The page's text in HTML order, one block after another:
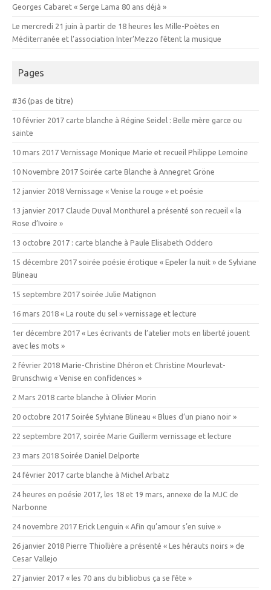
Georges Cabaret « Serge Lama 80 ans déjà »
Le mercredi 21 juin à partir de 18 heures les Mille-Poètes en
Méditerranée et l’association Inter’Mezzo fêtent la musique
Pages
#36 (pas de titre)
10 février 2017 carte blanche à Régine Seidel : Belle mère garce ou
sainte
10 mars 2017 Vernissage Monique Marie et recueil Philippe Lemoine
10 Novembre 2017 Soirée carte Blanche à Annegret Gröne
12 janvier 2018 Vernissage « Venise la rouge » et poésie
13 janvier 2017 Claude Duval Monthurel a présenté son recueil « la
Rose d’Ivoire »
13 octobre 2017 : carte blanche à Paule Elisabeth Oddero
15 décembre 2017 soirée poésie érotique « Epeler la nuit » de Sylviane
Blineau
15 septembre 2017 soirée Julie Matignon
16 mars 2018 « La route du sel » vernissage et lecture
1er décembre 2017 « Les écrivants de l’atelier mots en liberté jouent
avec les mots »
2 février 2018 Marie-Christine Dhéron et Christine Mourlevat-
Brunschwig « Venise en confidences »
2 Mars 2018 carte blanche à Olivier Morin
20 octobre 2017 Soirée Sylviane Blineau « Blues d’un piano noir »
22 septembre 2017, soirée Marie Guillerm vernissage et lecture
23 mars 2018 Soirée Daniel Delporte
24 février 2017 carte blanche à Michel Arbatz
24 heures en poésie 2017, les 18 et 19 mars, annexe de la MJC de
Narbonne
24 novembre 2017 Erick Lenguin « Afin qu’amour s’en suive »
26 janvier 2018 Pierre Thiollière a présenté « Les hérauts noirs » de
Cesar Vallejo
27 janvier 2017 « les 70 ans du bibliobus ça se fête »